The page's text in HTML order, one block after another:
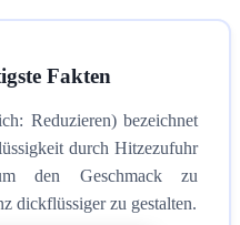
Fakten
Reduzieren) bezeichnet
durch Hitzezufuhr
den Geschmack zu
dickflüssiger zu gestalten.